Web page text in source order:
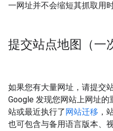
一网址并不会缩短其抓取用时
提交站点地图（一
如果您有大量网址，请提交
Google 发现您网站上网址
站或最近执行了网站迁移 ，
也可包含与备用语言版本、